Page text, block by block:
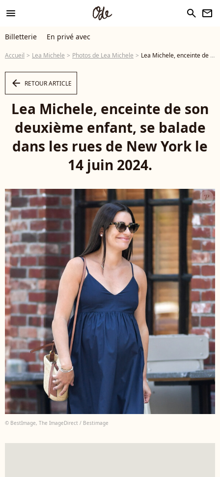
menu search newsletter
Billetterie En privé avec
Accueil Lea Michele Photos de Lea Michele Lea Michele, enceinte de son deuxième enfant, se balade dans les rues de New York le 14 juin 2024. - Photo
arrow_left RETOUR ARTICLE
Lea Michele, enceinte de son
deuxième enfant, se balade
dans les rues de New York le
14 juin 2024.
© BestImage, The ImageDirect / Bestimage